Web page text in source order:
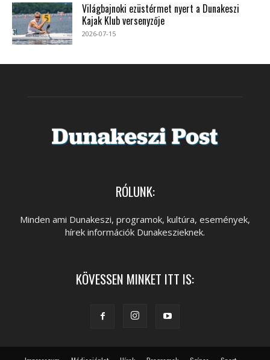
Világbajnoki ezüstérmet nyert a Dunakeszi
Kajak Klub versenyzője
2026-07-15
RÓLUNK:
Minden ami Dunakeszi, programok, kultúra, események,
hírek információk Dunakeszieknek.
KÖVESSEN MINKET ITT IS: